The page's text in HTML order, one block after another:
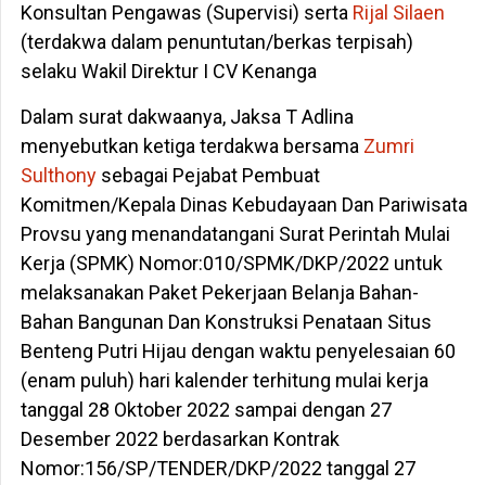
Konsultan Pengawas (Supervisi) serta Rijal Silaen
(terdakwa dalam penuntutan/berkas terpisah)
selaku Wakil Direktur I CV Kenanga
Dalam surat dakwaanya, Jaksa T Adlina
menyebutkan ketiga terdakwa bersama Zumri
Sulthonysebagai Pejabat Pembuat
Komitmen/Kepala Dinas Kebudayaan Dan Pariwisata
Provsu yang menandatangani Surat Perintah Mulai
Kerja (SPMK) Nomor:010/SPMK/DKP/2022 untuk
melaksanakan Paket Pekerjaan Belanja Bahan-
Bahan Bangunan Dan Konstruksi Penataan Situs
Benteng Putri Hijau dengan waktu penyelesaian 60
(enam puluh) hari kalender terhitung mulai kerja
tanggal 28 Oktober 2022 sampai dengan 27
Desember 2022 berdasarkan Kontrak
Nomor:156/SP/TENDER/DKP/2022 tanggal 27